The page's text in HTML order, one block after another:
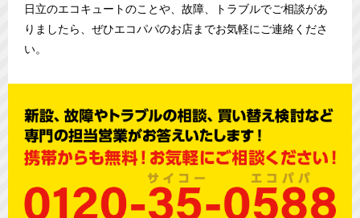
日立のエコキュートのことや、故障、トラブルでご相談があ
りましたら、ぜひエコパパのお店までお気軽にご連絡くださ
い。